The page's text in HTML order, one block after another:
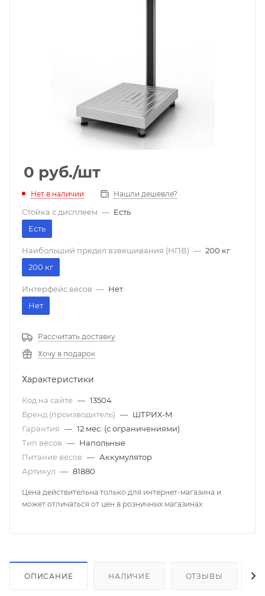
0 руб./шт
Нет в наличии Нашли дешевле?
Стойка с дисплеем — Есть
Есть
Наибольший предел взвешивания (НПВ) — 200 кг
200 кг
Интерфейс весов — Нет
Нет
Рассчитать доставку
Хочу в подарок
Характеристики
Код на сайте — 13504
Бренд (производитель) — ШТРИХ-М
Гарантия — 12 мес. (с ограничениями)
Тип весов — Напольные
Питание весов — Аккумулятор
Артикул — 81880
Цена действительна только для интернет-магазина и
может отличаться от цен в розничных магазинах
ОПИСАНИЕ НАЛИЧИЕ ОТЗЫВЫ